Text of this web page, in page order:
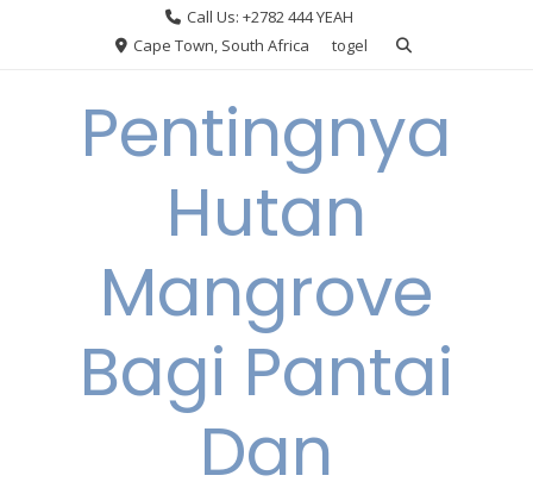
Call Us: +2782 444 YEAH
Cape Town, South Africa
togel
Pentingnya
Hutan
Mangrove
Bagi Pantai
Dan